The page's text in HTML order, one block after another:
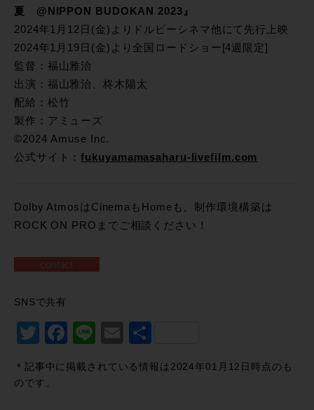
夏 @NIPPON BUDOKAN 2023』
2024年1月12日(金)よりドルビーシネマ他にて先行上映
2024年1月19日(金)より全国ロードショー[4週限定]
監督：福山雅治
出演：福山雅治、柊木陽太
配給：松竹
製作：アミューズ
©︎2024 Amuse Inc.
公式サイト：fukuyamamasaharu-livefilm.com
Dolby AtmosはCinemaもHomeも、制作環境構築は
ROCK ON PROまでご相談ください！
SNSで共有
Twitter
Facebook
LineEmail
＊記事中に掲載されている情報は2024年01月12日時点のも
のです。